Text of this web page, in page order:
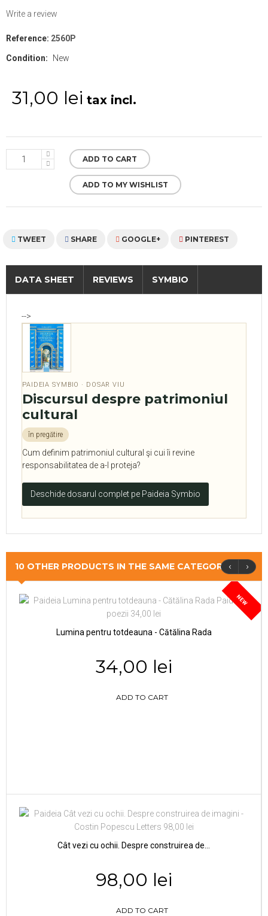
Write a review
Reference: 2560P
Condition: New
31,00 lei tax incl.
ADD TO CART
ADD TO MY WISHLIST
TWEET SHARE GOOGLE+ PINTEREST
DATA SHEET REVIEWS SYMBIO
-->
PAIDEIA SYMBIO · DOSAR VIU
Discursul despre patrimoniul
cultural
în pregătire
Cum definim patrimoniul cultural şi cui îi revine
responsabilitatea de a-l proteja?
Deschide dosarul complet pe Paideia Symbio
10 OTHER PRODUCTS IN THE SAME CATEGORY ‹ ›
NEW
Lumina pentru totdeauna - Cătălina Rada
34,00 lei
ADD TO CART
Cât vezi cu ochii. Despre construirea de...
98,00 lei
ADD TO CART